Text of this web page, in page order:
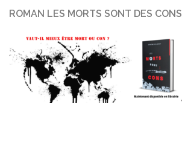
ROMAN LES MORTS SONT DES CONS